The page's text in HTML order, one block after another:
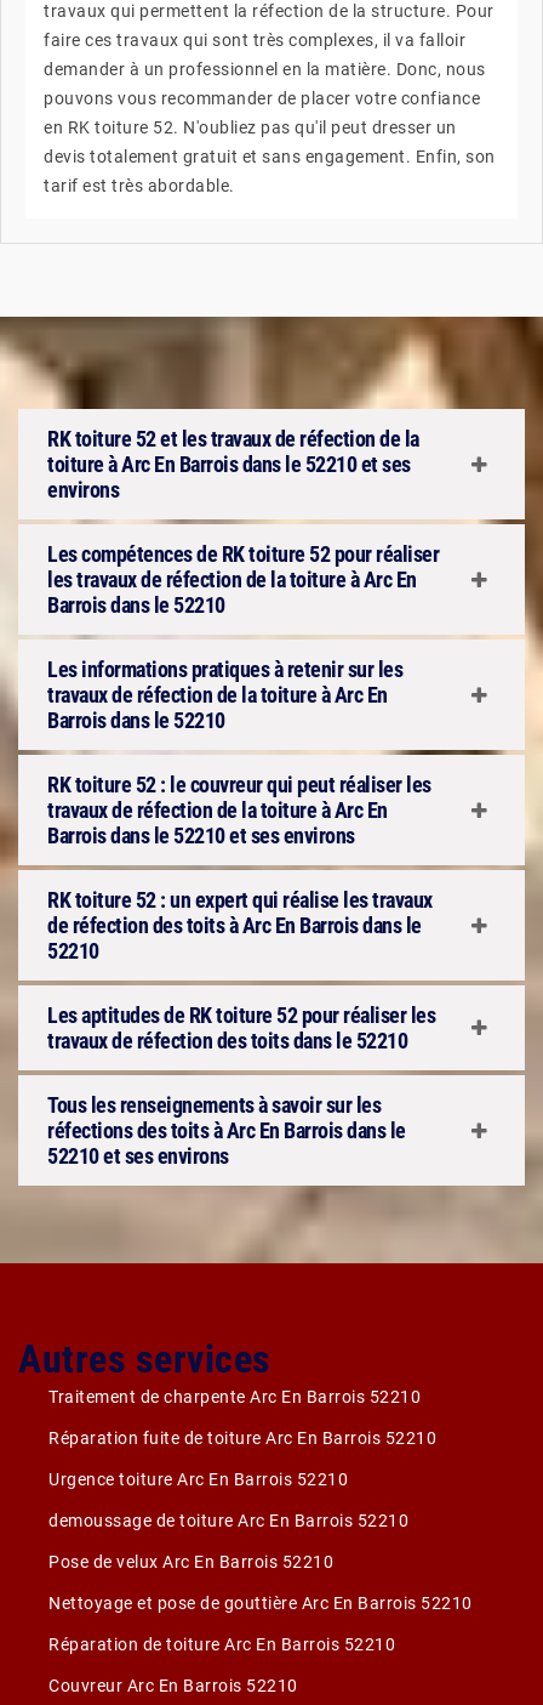
travaux qui permettent la réfection de la structure. Pour
faire ces travaux qui sont très complexes, il va falloir
demander à un professionnel en la matière. Donc, nous
pouvons vous recommander de placer votre confiance
en RK toiture 52. N'oubliez pas qu'il peut dresser un
devis totalement gratuit et sans engagement. Enfin, son
tarif est très abordable.
RK toiture 52 et les travaux de réfection de la
toiture à Arc En Barrois dans le 52210 et ses
environs
Les compétences de RK toiture 52 pour réaliser
les travaux de réfection de la toiture à Arc En
Barrois dans le 52210
Les informations pratiques à retenir sur les
travaux de réfection de la toiture à Arc En
Barrois dans le 52210
RK toiture 52 : le couvreur qui peut réaliser les
travaux de réfection de la toiture à Arc En
Barrois dans le 52210 et ses environs
RK toiture 52 : un expert qui réalise les travaux
de réfection des toits à Arc En Barrois dans le
52210
Les aptitudes de RK toiture 52 pour réaliser les
travaux de réfection des toits dans le 52210
Tous les renseignements à savoir sur les
réfections des toits à Arc En Barrois dans le
52210 et ses environs
Autres services
Traitement de charpente Arc En Barrois 52210
Réparation fuite de toiture Arc En Barrois 52210
Urgence toiture Arc En Barrois 52210
demoussage de toiture Arc En Barrois 52210
Pose de velux Arc En Barrois 52210
Nettoyage et pose de gouttière Arc En Barrois 52210
Réparation de toiture Arc En Barrois 52210
Couvreur Arc En Barrois 52210